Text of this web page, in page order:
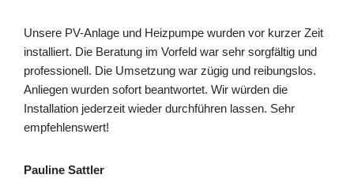
Unsere PV-Anlage und Heizpumpe wurden vor kurzer Zeit
installiert. Die Beratung im Vorfeld war sehr sorgfältig und
professionell. Die Umsetzung war zügig und reibungslos.
Anliegen wurden sofort beantwortet. Wir würden die
Installation jederzeit wieder durchführen lassen. Sehr
empfehlenswert!
Pauline Sattler